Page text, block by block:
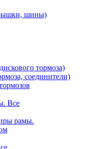
шины)
тормоза)
соединители)
Все
рамы.